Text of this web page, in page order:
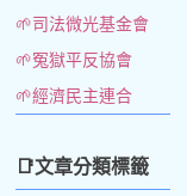
🌱司法微光基金會
🌱冤獄平反協會
🌱經濟民主連合
📑文章分類標籤